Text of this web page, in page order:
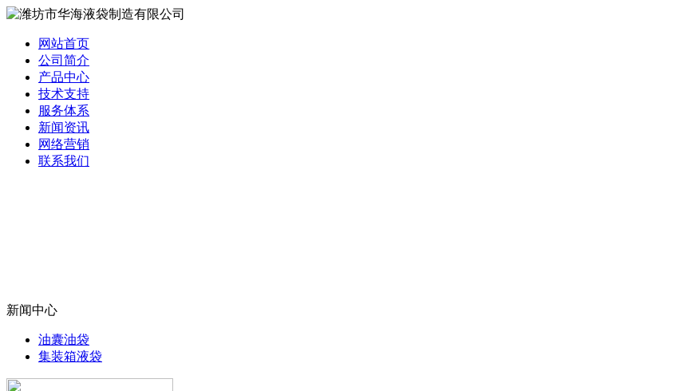
网站首页
公司简介
产品中心
技术支持
服务体系
新闻资讯
网络营销
联系我们
新闻中心
油囊油袋
集装箱液袋